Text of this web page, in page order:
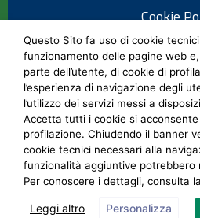
Cookie
Informativa
Note
Social
Questo Sito fa uso di cookie
funzionamento delle pagine web
parte dell’utente, di cookie di
l’esperienza di navigazione degli
l’utilizzo dei servizi messi a
Accetta tutti i cookie si acconsente
profilazione. Chiudendo il banner
cookie tecnici necessari alla
funzionalità aggiuntive potrebbero
Per conoscere i dettagli, consulta
Leggi altro Personalizza